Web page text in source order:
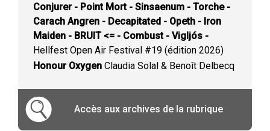
Conjurer - Point Mort - Sinsaenum - Torche -
Carach Angren - Decapitated - Opeth - Iron
Maiden - BRUIT <= - Combust - Vigljós -
Hellfest Open Air Festival #19 (édition 2026)
Honour Oxygen Claudia Solal & Benoît Delbecq
Accès aux archives de la rubrique